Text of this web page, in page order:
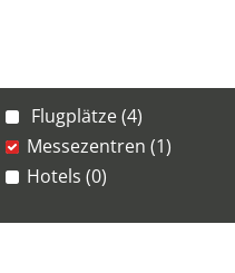
Flugplätze (4)
Messezentren (1)
Hotels (0)